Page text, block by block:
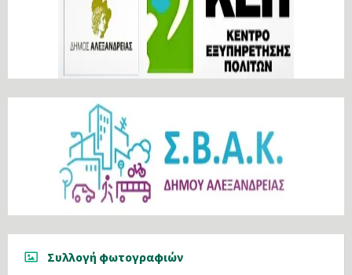
Συλλογή φωτογραφιών